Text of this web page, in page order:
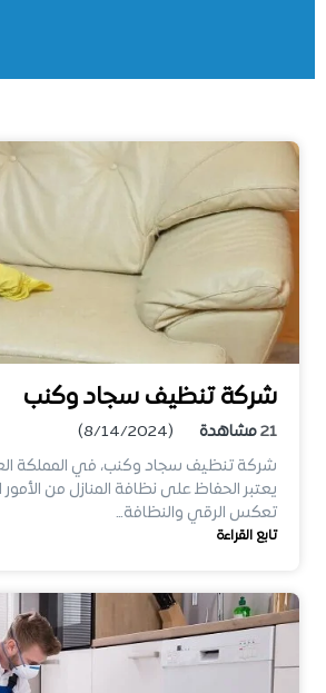
شركة تنظيف سجاد وكنب
21مشاهدة
(8/14/2024)
شركة تنظيف سجاد وكنب، في المملكة
يعتبر الحفاظ على نظافة المنازل من
تعكس الرقي والنظافة…
تابع القراءة